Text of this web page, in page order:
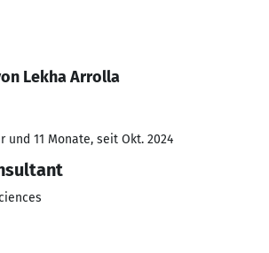
Lekha Arrolla
und 11 Monate, seit Okt. 2024